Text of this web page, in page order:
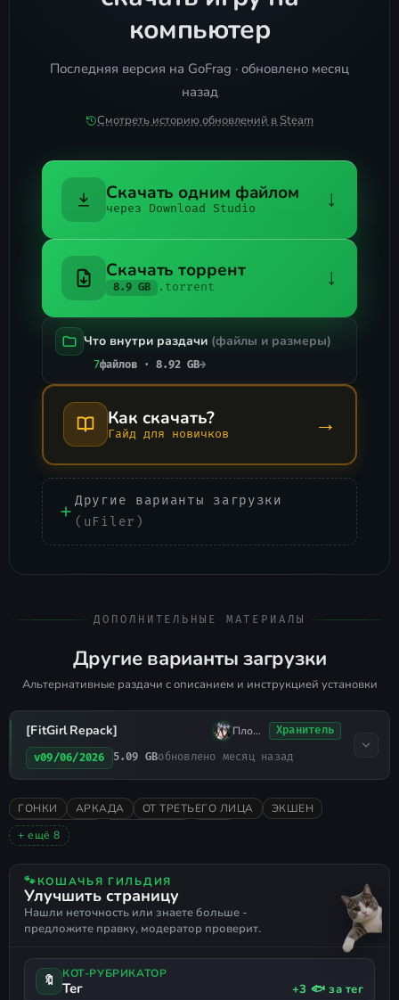
компьютер
Последняя версия на GoFrag · обновлено месяц
назад
Смотреть историю обновлений в Steam
Скачать одним файлом
через Download Studio ↓
Скачать торрент
8.9 GB .torrent ↓
Что внутри раздачи (файлы и размеры)
7файлов · 8.92 GB→
Как скачать?
Гайд для новичков →
Другие варианты загрузки
(uFiler)
ДОПОЛНИТЕЛЬНЫЕ МАТЕРИАЛЫ
Другие варианты загрузки
Альтернативные раздачи с описанием и инструкцией установки
[FitGirl Repack] Плохо СпалХранитель
v09/06/2026 5.09 GBобновлено месяц назад
ГОНКИ АРКАДА ОТ ТРЕТЬЕГО ЛИЦА
ЭКШЕН
ВЫЖИВАНИЕ
НАУЧНАЯ ФАНТАСТИКА
БОЕВЫЕ ГОНКИ
ПОДДЕРЖКА ГЕЙМПАДА
+ ещё 8
🐾КОШАЧЬЯ ГИЛЬДИЯ
Улучшить страницу
Нашли неточность или знаете больше -
предложите правку, модератор проверит.
🔖 КОТ-РУБРИКАТОР
Тег +3 🐟 за тег